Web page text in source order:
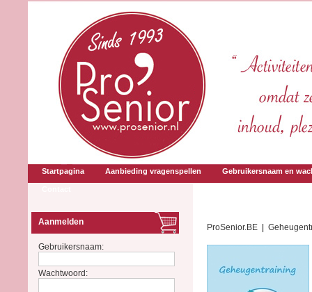
Startpagina Aanbieding vragenspellen Gebruikersnaam en
Aanmelden
Gebruikersnaam:
Wachtwoord:
ProSenior.BE